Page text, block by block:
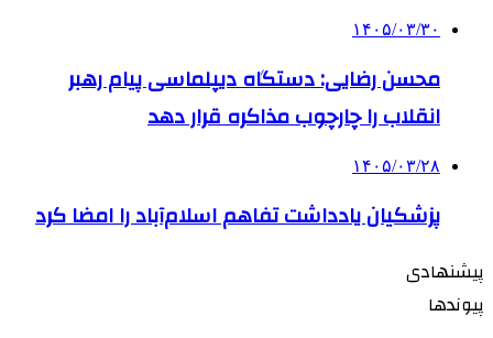
۱۴۰۵/۰۳/۳۰
محسن رضایی: دستگاه دیپلماسی پیام رهبر
انقلاب را چارچوب مذاکره قرار دهد
۱۴۰۵/۰۳/۲۸
پزشکیان یادداشت تفاهم اسلام‌آباد را امضا کرد
پیشنهادی
پیوندها